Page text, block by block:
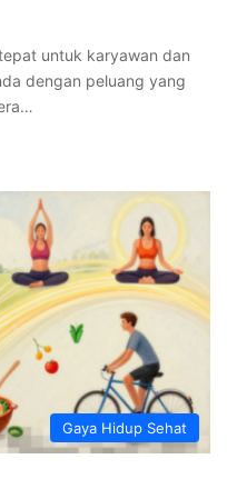
untuk karyawan dan
dengan peluang yang
Gaya Hidup Sehat